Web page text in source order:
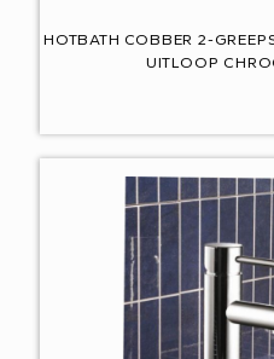
HOTBATH COBBER 2-
UITLOOP